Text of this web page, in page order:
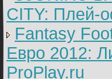
CITY: Плей-
Fantasy
Евро 2012:
ProPlay.ru